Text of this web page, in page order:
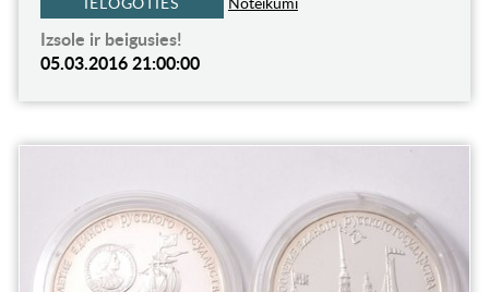
Izsole ir beigusies!
05.03.2016 21:00:00